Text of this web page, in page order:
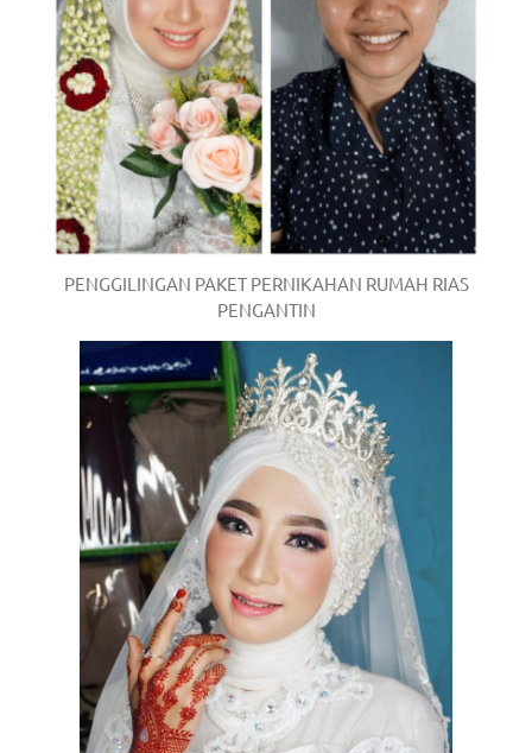
PENGGILINGAN PAKET PERNIKAHAN RUMAH RIAS
PENGANTIN